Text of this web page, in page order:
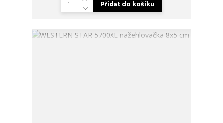
Přidat do košíku